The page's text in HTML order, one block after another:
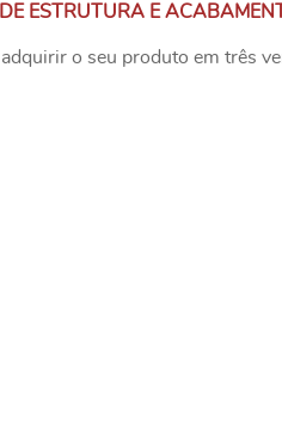
ESTRUTURA E
o seu produto em três